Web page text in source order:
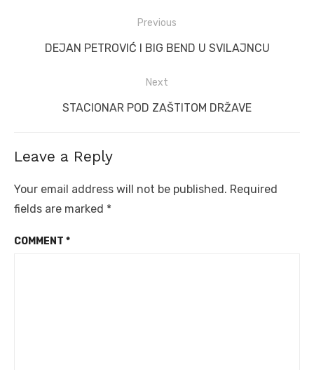
navigation
Previous
Previous
DEJAN PETROVIĆ I BIG BEND U SVILAJNCU
Next
Next
STACIONAR POD ZAŠTITOM DRŽAVE
Leave a Reply
Your email address will not be published. Required
fields are marked *
COMMENT *